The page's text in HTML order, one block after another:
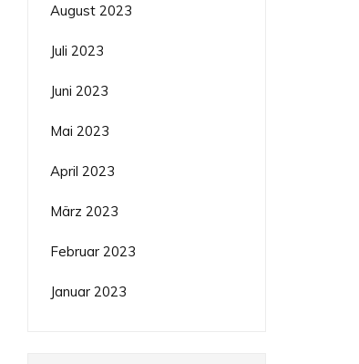
August 2023
Juli 2023
Juni 2023
Mai 2023
April 2023
März 2023
Februar 2023
Januar 2023